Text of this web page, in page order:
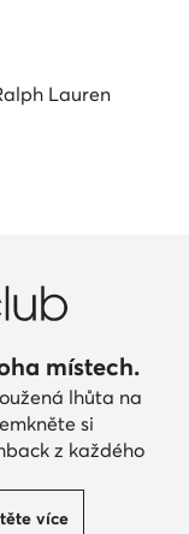
Lauren
místech.
lhůta na
si
z každého
více